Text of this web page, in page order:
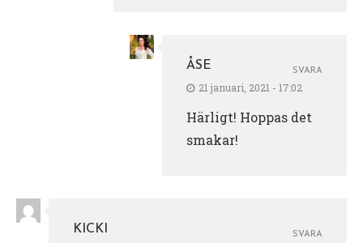
ÅSE
21 januari, 2021 - 17:02
Härligt! Hoppas det
smakar!
SVARA
KICKI
SVARA